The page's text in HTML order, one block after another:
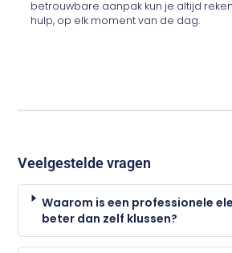
betrouwbare aanpak kun je altijd
hulp, op elk moment van de dag.
Veelgestelde vragen
Waarom is een professionele
beter dan zelf klussen?